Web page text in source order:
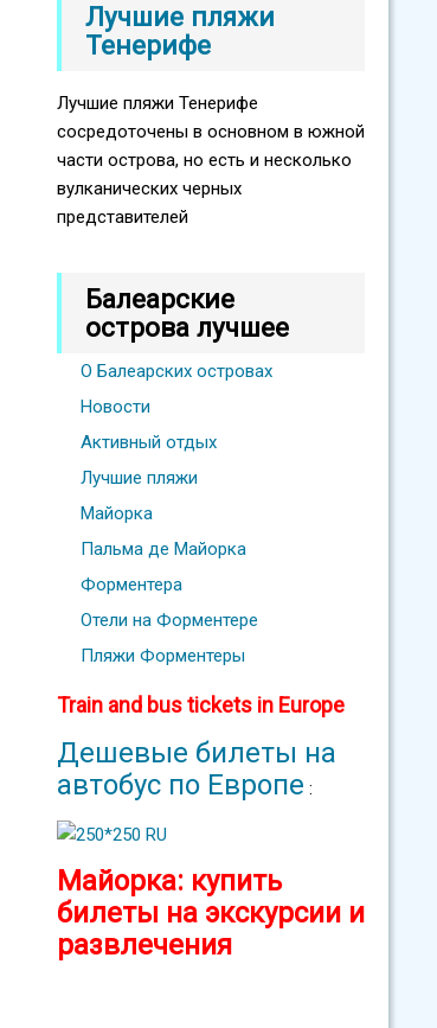
Лучшие пляжи
Тенерифе
Лучшие пляжи Тенерифе
сосредоточены в основном в южной
части острова, но есть и несколько
вулканических черных
представителей
Балеарские
острова лучшее
О Балеарских островах
Новости
Активный отдых
Лучшие пляжи
Майорка
Пальма де Майорка
Форментера
Отели на Форментере
Пляжи Форментеры
Train and bus tickets in Europe
Дешевые билеты на
автобус по Европе :
Майорка: купить
билеты на экскурсии и
развлечения